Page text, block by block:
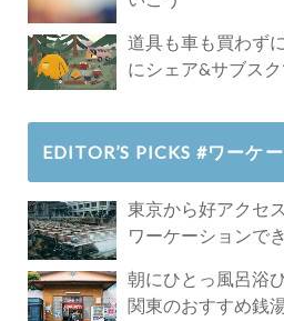
道具も車も買わず
にシェア&サブス
EDITOR’S PICKS #ワーケ
東京から好アクセ
ワーケーションで
朝にひとっ風呂浴
関東のおすすめ銭